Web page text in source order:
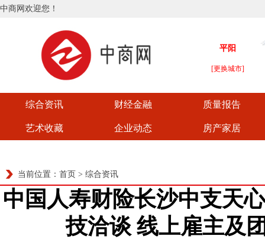
中商网欢迎您！
综合资讯 财经金融 质量报告
艺术收藏 企业动态 房产家居
当前位置： 首页 > 综合资讯
中国人寿财险长沙中支天
技洽谈 线上雇主及